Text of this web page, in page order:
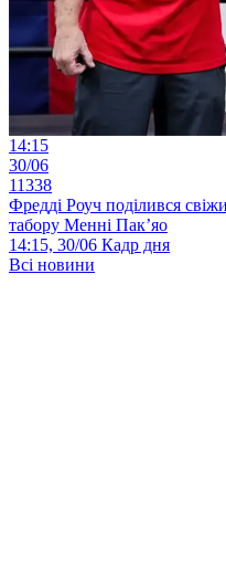
14:15
30/06
11338
Фредді Роуч поділився
табору Менні Пак’яо
14:15, 30/06 Кадр дня
Всі новини